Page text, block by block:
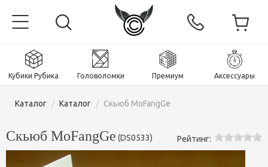
Кубики Рубика Головоломки Премиум Аксессуары
Каталог / Каталог / Скьюб MoFangGe
Скьюб MoFangGe (DS0533) Рейтинг: